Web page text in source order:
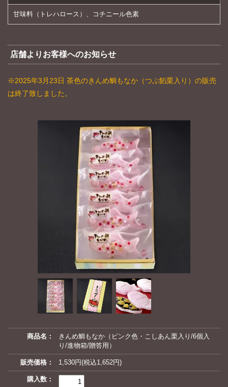
甘味料（トレハロース）、コチニール色素
店舗よりお客様へのお知らせ
※2025年3月23日 茶色のきんめ鯛もなか（つぶ餡栗入り）の販売
は終了致しました。
商品名：
きんめ鯛もなか（ピンク色・こしあん栗入り/6個入
り/進物箱/贈答用）
販売価格： 1,530円(税込1,652円)
購入数：